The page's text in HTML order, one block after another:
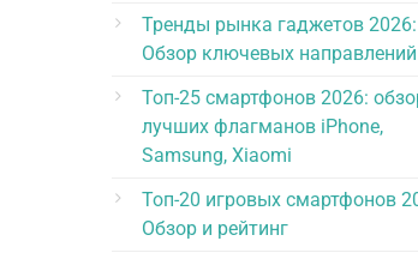
Тренды рынка гаджетов 2026:
Обзор ключевых направлений
Топ-25 смартфонов 2026:
лучших флагманов iPhone,
Samsung, Xiaomi
Топ-20 игровых смартфонов
Обзор и рейтинг